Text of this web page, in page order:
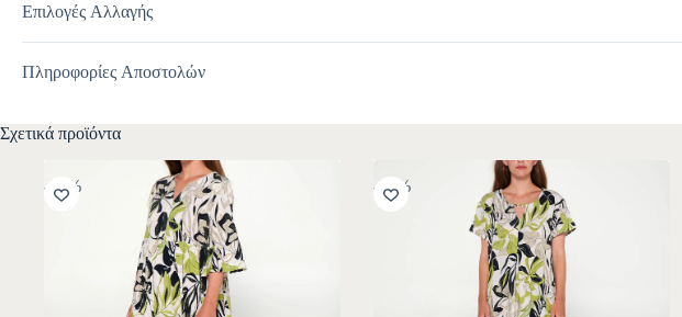
Επιλογές Αλλαγής
Πληροφορίες Αποστολών
Σχετικά προϊόντα
-30% -30%